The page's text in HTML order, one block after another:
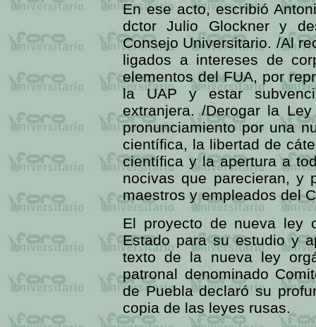
En ese acto, escribió
dctor Julio Glockner y
Consejo Universitario. /Al
ligados a intereses de
elementos del FUA, por
la UAP y estar
extranjera. /Derogar la
pronunciamiento por una
científica, la libertad de
científica y la apertura a
nocivas que parecieran, y
maestros y empleados del
El proyecto de nueva ley
Estado para su estudio y
texto de la nueva ley
patronal denominado
de Puebla declaró su
copia de las leyes rusas.